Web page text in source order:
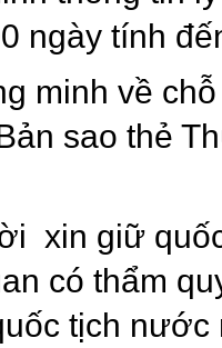
ngày tính
minh về
sao thẻ
xin giữ
có thẩm
tịch